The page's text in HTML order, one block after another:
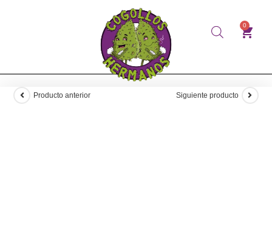
0
Producto anterior Siguiente producto